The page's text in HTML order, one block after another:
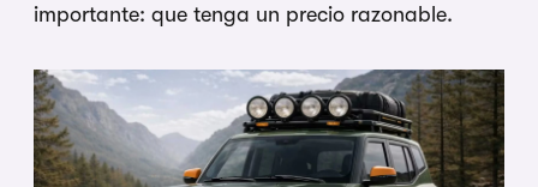
importante: que tenga un precio razonable.